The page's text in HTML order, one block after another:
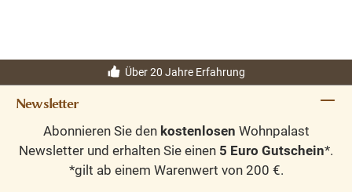
Über 20 Jahre Erfahrung
Newsletter
Abonnieren Sie den kostenlosen Wohnpalast
Newsletter und erhalten Sie einen 5 Euro Gutschein*.
*gilt ab einem Warenwert von 200 €.